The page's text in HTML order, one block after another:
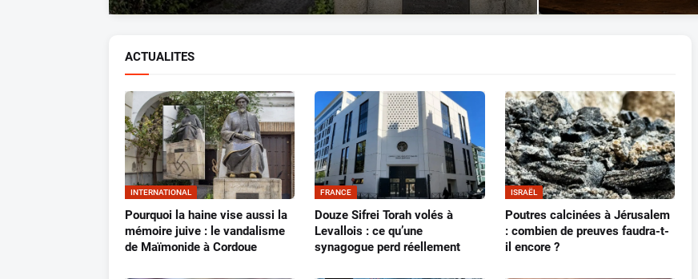
ACTUALITES
INTERNATIONAL
Pourquoi la haine vise aussi la
mémoire juive : le vandalisme
de Maïmonide à Cordoue
FRANCE
Douze Sifrei Torah volés à
Levallois : ce qu’une
synagogue perd réellement
ISRAËL
Poutres calcinées à Jérusalem
: combien de preuves faudra-t-
il encore ?